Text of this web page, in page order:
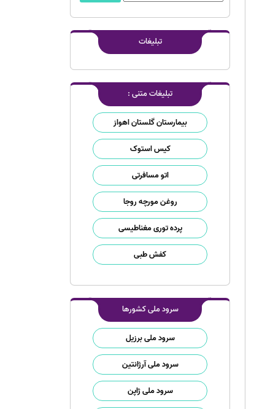
تبلیغات
تبلیغات متنی :
بیمارستان گلستان اهواز
کیس استوک
اتو مسافرتی
روغن مورچه روجا
پرده توری مغناطیسی
کفش طبی
سرود ملی کشورها
سرود ملی برزیل
سرود ملی آرژانتین
سرود ملی ژاپن